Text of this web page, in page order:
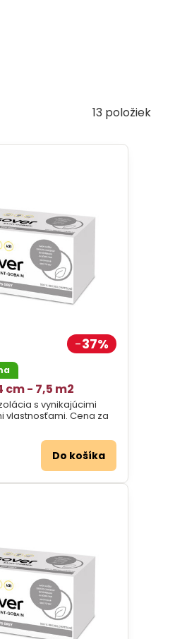
13 položiek
37%
cm - 7,5 m2
s vynikajúcimi
vlastnosťami. Cena za
Do košíka